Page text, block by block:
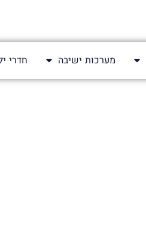
מערכות ישיבה חדרי